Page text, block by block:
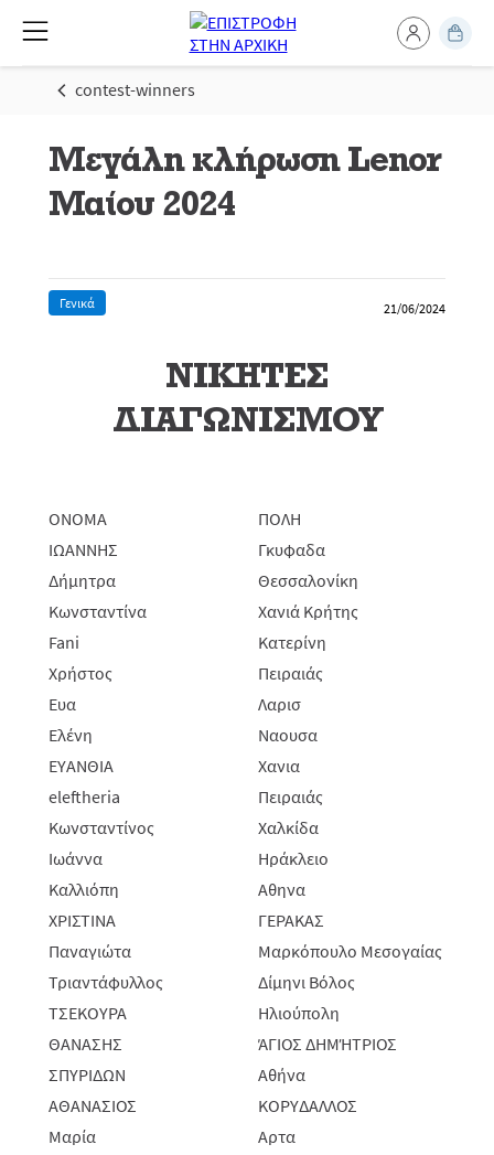
contest-winners
Μεγάλη κλήρωση Lenor
Μαίου 2024
Γενικά 21/06/2024
ΝΙΚΗΤΕΣ
ΔΙΑΓΩΝΙΣΜΟΥ
ΟΝΟΜΑ
ΠΟΛΗ
ΙΩΑΝΝΗΣ
Γκυφαδα
Δήμητρα
Θεσσαλονίκη
Κωνσταντίνα
Χανιά Κρήτης
Fani
Κατερίνη
Χρήστος
Πειραιάς
Ευα
Λαρισ
Ελένη
Ναουσα
ΕΥΑΝΘΙΑ
Χανια
eleftheria
Πειραιάς
Κωνσταντίνος
Χαλκίδα
Ιωάννα
Ηράκλειο
Καλλιόπη
Αθηνα
ΧΡΙΣΤΙΝΑ
ΓΕΡΑΚΑΣ
Παναγιώτα
Μαρκόπουλο Μεσογαίας
Τριαντάφυλλος
Δίμηνι Βόλος
ΤΣΕΚΟΥΡΑ
Ηλιούπολη
ΘΑΝΑΣΗΣ
ΆΓΙΟΣ ΔΗΜΉΤΡΙΟΣ
ΣΠΥΡΙΔΩΝ
Αθήνα
ΑΘΑΝΑΣΙΟΣ
ΚΟΡΥΔΑΛΛΟΣ
Μαρία
Αρτα